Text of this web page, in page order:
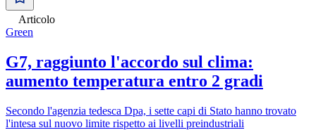
Articolo
Green
G7, raggiunto l'accordo sul clima:
aumento temperatura entro 2 gradi
Secondo l'agenzia tedesca Dpa, i sette capi di Stato hanno trovato
l'intesa sul nuovo limite rispetto ai livelli preindustriali